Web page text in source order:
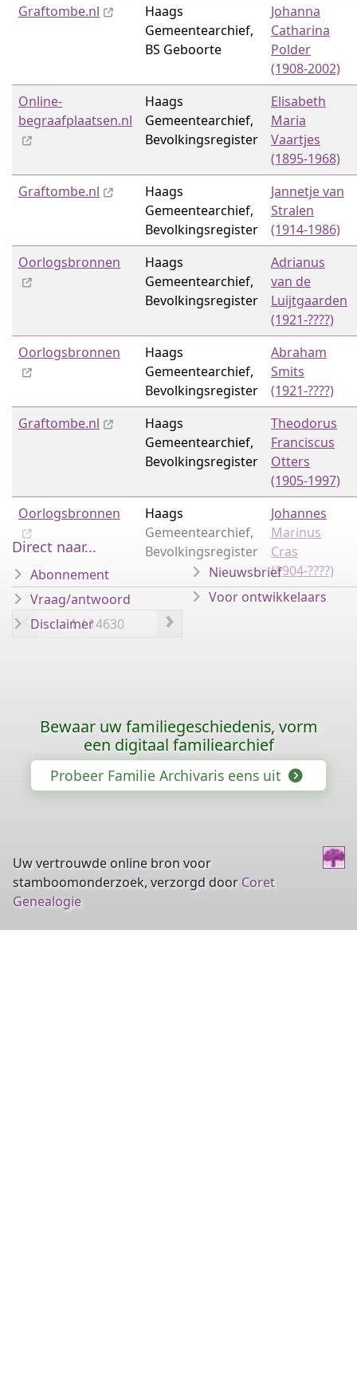
Graftombe.nl
Haags
Gemeentearchief,
BS Geboorte
Johanna
Catharina
Polder
(1908-2002)
Online-
begraafplaatsen.nl
Haags
Gemeentearchief,
Bevolkingsregister
Elisabeth
Maria
Vaartjes
(1895-1968)
Graftombe.nl
Haags
Gemeentearchief,
Bevolkingsregister
Jannetje van
Stralen
(1914-1986)
Oorlogsbronnen
Haags
Gemeentearchief,
Bevolkingsregister
Adrianus
van de
Luijtgaarden
(1921-????)
Oorlogsbronnen
Haags
Gemeentearchief,
Bevolkingsregister
Abraham
Smits
(1921-????)
Graftombe.nl
Haags
Gemeentearchief,
Bevolkingsregister
Theodorus
Franciscus
Otters
(1905-1997)
Oorlogsbronnen
Haags
Gemeentearchief,
Bevolkingsregister
Johannes
Marinus
Cras
(1904-????)
‹ ›
Direct naar...
Abonnement
Vraag/antwoord
Disclaimer
Nieuwsbrief
Voor ontwikkelaars
Bewaar uw familiegeschiedenis, vorm
een digitaal familiearchief
Probeer Familie Archivaris eens uit
Uw vertrouwde online bron voor
stamboomonderzoek, verzorgd door Coret
Genealogie